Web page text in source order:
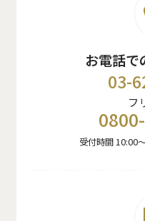
お電話で
03-
フ
受付時間 10:00